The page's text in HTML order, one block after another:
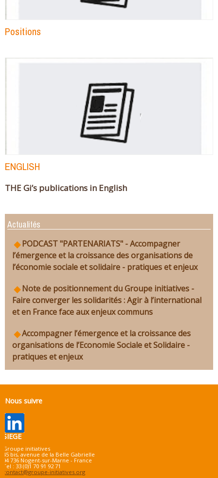
Positions
ENGLISH
THE Gi’s publications in English
Actualités
PODCAST "PARTENARIATS" - Accompagner
l’émergence et la croissance des organisations de
l’économie sociale et solidaire - pratiques et enjeux
Note de positionnement du Groupe initiatives -
Faire converger les solidarités : Agir à l’international
et en France face aux enjeux communs
Accompagner l’émergence et la croissance des
organisations de l’Economie Sociale et Solidaire -
pratiques et enjeux
Nous suivre
SIEGE
Groupe initiatives
45 bis, avenue de la Belle Gabrielle
94 736 Nogent-sur-Marne - France
Tel : 33 (0)1 70 91 92 71
contact@groupe-initiatives.org